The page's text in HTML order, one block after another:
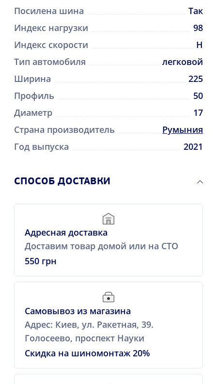
Посилена шина
Так
Индекс нагрузки
98
Индекс скорости
H
Тип автомобиля
легковой
Ширина
225
Профиль
50
Диаметр
17
Страна производитель
Румыния
Год выпуска
2021
CПОСОБ ДОСТАВКИ
Адресная доставка
Доставим товар домой или на СТО
550 грн
Самовывоз из магазина
Адрес: Киев, ул. Ракетная, 39.
Голосеево, проспект Науки
Скидка на шиномонтаж 20%